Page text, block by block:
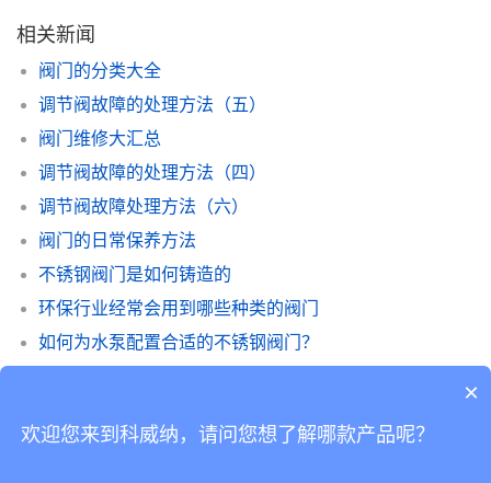
相关新闻
阀门的分类大全
调节阀故障的处理方法（五）
阀门维修大汇总
调节阀故障的处理方法（四）
调节阀故障处理方法（六）
阀门的日常保养方法
不锈钢阀门是如何铸造的
环保行业经常会用到哪些种类的阀门
如何为水泵配置合适的不锈钢阀门？
×
欢迎您来到科威纳，请问您想了解哪款产品呢？